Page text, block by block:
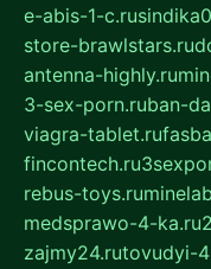
e-abis-1-c.ru
store-brawlstars.ru
antenna-highly.ru
3-sex-porn.ruban-
viagra-tablet.ru
fincontech.ru
rebus-toys.ru
medsprawo-4-ka.ru
zajmy24.rutovudyi-